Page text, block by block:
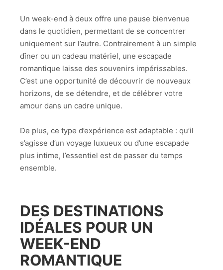
Un week-end à deux offre une pause bienvenue
dans le quotidien, permettant de se concentrer
uniquement sur l’autre. Contrairement à un simple
dîner ou un cadeau matériel, une escapade
romantique laisse des souvenirs impérissables.
C’est une opportunité de découvrir de nouveaux
horizons, de se détendre, et de célébrer votre
amour dans un cadre unique.
De plus, ce type d’expérience est adaptable : qu’il
s’agisse d’un voyage luxueux ou d’une escapade
plus intime, l’essentiel est de passer du temps
ensemble.
DES DESTINATIONS
IDÉALES POUR UN
WEEK-END
ROMANTIQUE